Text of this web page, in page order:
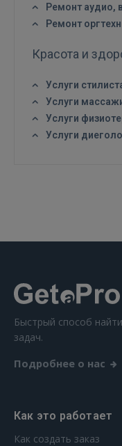
Ремонт аудио,
Ремонт
Красота и
Услуги
Услуги
Услуги
Услуги
Быстрый способ
задач.
Подробнее о нас
Как это работает
Как создать заказ